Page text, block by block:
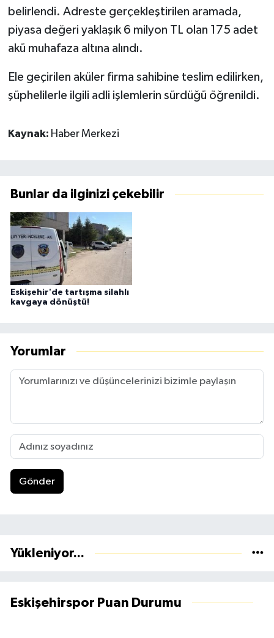
belirlendi. Adreste gerçekleştirilen aramada,
piyasa değeri yaklaşık 6 milyon TL olan 175 adet
akü muhafaza altına alındı.
Ele geçirilen aküler firma sahibine teslim edilirken,
şüphelilerle ilgili adli işlemlerin sürdüğü öğrenildi.
Kaynak: Haber Merkezi
Bunlar da ilginizi çekebilir
Eskişehir'de tartışma silahlı
kavgaya dönüştü!
Yorumlar
Gönder
Yükleniyor...
Eskişehirspor Puan Durumu